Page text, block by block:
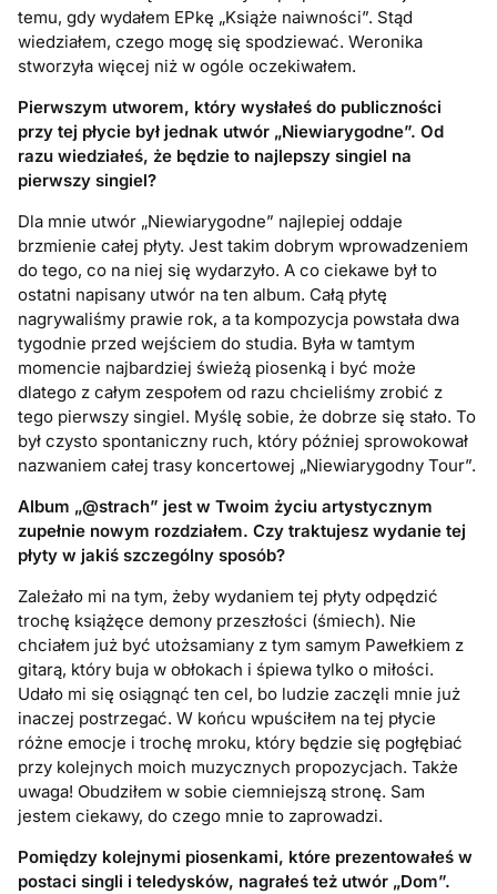
temu, gdy wydałem EPkę „Książe naiwności”. Stąd
wiedziałem, czego mogę się spodziewać. Weronika
stworzyła więcej niż w ogóle oczekiwałem.
Pierwszym utworem, który wysłałeś do publiczności
przy tej płycie był jednak utwór „Niewiarygodne”. Od
razu wiedziałeś, że będzie to najlepszy singiel na
pierwszy singiel?
Dla mnie utwór „Niewiarygodne” najlepiej oddaje
brzmienie całej płyty. Jest takim dobrym wprowadzeniem
do tego, co na niej się wydarzyło. A co ciekawe był to
ostatni napisany utwór na ten album. Całą płytę
nagrywaliśmy prawie rok, a ta kompozycja powstała dwa
tygodnie przed wejściem do studia. Była w tamtym
momencie najbardziej świeżą piosenką i być może
dlatego z całym zespołem od razu chcieliśmy zrobić z
tego pierwszy singiel. Myślę sobie, że dobrze się stało. To
był czysto spontaniczny ruch, który później sprowokował
nazwaniem całej trasy koncertowej „Niewiarygodny Tour”.
Album „@strach” jest w Twoim życiu artystycznym
zupełnie nowym rozdziałem. Czy traktujesz wydanie tej
płyty w jakiś szczególny sposób?
Zależało mi na tym, żeby wydaniem tej płyty odpędzić
trochę książęce demony przeszłości (śmiech). Nie
chciałem już być utożsamiany z tym samym Pawełkiem z
gitarą, który buja w obłokach i śpiewa tylko o miłości.
Udało mi się osiągnąć ten cel, bo ludzie zaczęli mnie już
inaczej postrzegać. W końcu wpuściłem na tej płycie
różne emocje i trochę mroku, który będzie się pogłębiać
przy kolejnych moich muzycznych propozycjach. Także
uwaga! Obudziłem w sobie ciemniejszą stronę. Sam
jestem ciekawy, do czego mnie to zaprowadzi.
Pomiędzy kolejnymi piosenkami, które prezentowałeś w
postaci singli i teledysków, nagrałeś też utwór „Dom”.